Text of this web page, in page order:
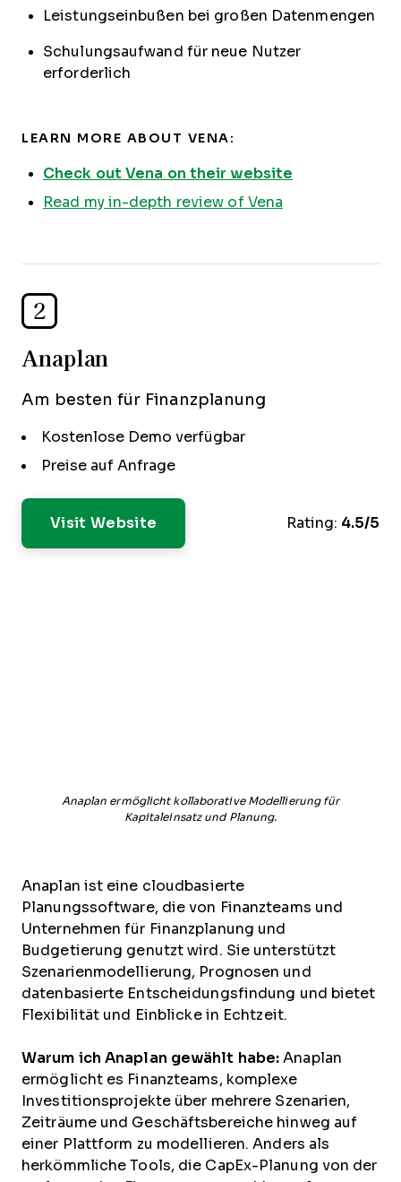
Leistungseinbußen bei großen Datenmengen
Schulungsaufwand für neue Nutzer
erforderlich
LEARN MORE ABOUT VENA:
Check out Vena on their website
Read my in-depth review of Vena
2
Anaplan
Am besten für Finanzplanung
Kostenlose Demo verfügbar
Preise auf Anfrage
Visit Website Rating: 4.5/5
Anaplan ermöglicht kollaborative Modellierung für
Kapitaleinsatz und Planung.
Anaplan ist eine cloudbasierte
Planungssoftware, die von Finanzteams und
Unternehmen für Finanzplanung und
Budgetierung genutzt wird. Sie unterstützt
Szenarienmodellierung, Prognosen und
datenbasierte Entscheidungsfindung und bietet
Flexibilität und Einblicke in Echtzeit.
Warum ich Anaplan gewählt habe: Anaplan
ermöglicht es Finanzteams, komplexe
Investitionsprojekte über mehrere Szenarien,
Zeiträume und Geschäftsbereiche hinweg auf
einer Plattform zu modellieren. Anders als
herkömmliche Tools, die CapEx-Planung von der